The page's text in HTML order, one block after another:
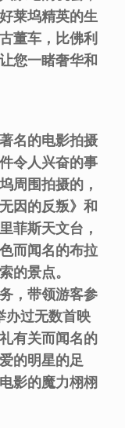
莱坞精英的生
董车，比佛利
您一睹奢华和
名的电影拍摄
令人兴奋的事
周围拍摄的，
因的反叛》和
菲斯天文台，
而闻名的布拉
的景点。
，带领游客参
办过无数首映
有关而闻名的
的明星的足
影的魔力栩栩